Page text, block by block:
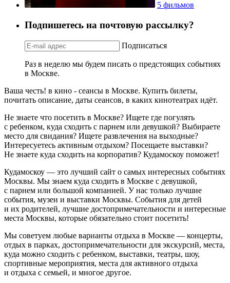
5 фильмов
Подпишетесь на почтовую рассылку?
Подписаться
Раз в неделю мы будем писать о предстоящих событиях
в Москве.
Ваша честь! в кино - сеансы в Москве. Купить билеты,
почитать описание, даты сеансов, в каких кинотеатрах идёт.
Не знаете что посетить в Москве? Ищете где погулять
с ребенком, куда сходить с парнем или девушкой? Выбираете
место для свидания? Ищете развлечения на выходные?
Интересуетесь активным отдыхом? Посещаете выставки?
Не знаете куда сходить на корпоратив? Кудамоскоу поможет!
Кудамоскоу — это лучший сайт о самых интересных событиях
Москвы. Мы знаем куда сходить в Москве с девушкой,
с парнем или большой компанией. У нас только лучшие
события, музеи и выставки Москвы. События для детей
и их родителей, лучшие достопримечательности и интересные
места Москвы, которые обязательно стоит посетить!
Мы советуем любые варианты отдыха в Москве — концерты,
отдых в парках, достопримечательности для экскурсий, места,
куда можно сходить с ребенком, выставки, театры, шоу,
спортивные мероприятия, места для активного отдыха
и отдыха с семьей, и многое другое.